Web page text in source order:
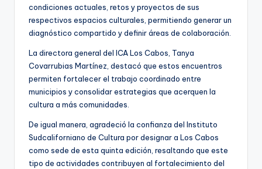
condiciones actuales, retos y proyectos de sus
respectivos espacios culturales, permitiendo generar un
diagnóstico compartido y definir áreas de colaboración.
La directora general del ICA Los Cabos, Tanya
Covarrubias Martínez, destacó que estos encuentros
permiten fortalecer el trabajo coordinado entre
municipios y consolidar estrategias que acerquen la
cultura a más comunidades.
De igual manera, agradeció la confianza del Instituto
Sudcaliforniano de Cultura por designar a Los Cabos
como sede de esta quinta edición, resaltando que este
tipo de actividades contribuyen al fortalecimiento del